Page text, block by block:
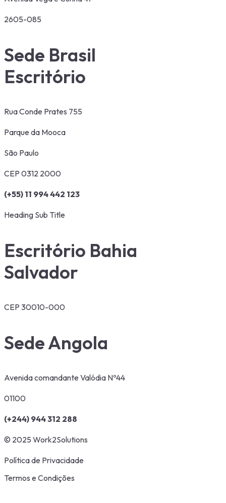
2605-085
Sede Brasil
Escritório
Rua Conde Prates 755
Parque da Mooca
São Paulo
CEP 0312 2000
(+55) 11 994 442 123
Heading Sub Title
Escritório Bahia
Salvador
CEP 30010-000
Sede Angola
Avenida comandante Valódia Nº44
01100
(+244) 944 312 288
© 2025 Work2Solutions
Política de Privacidade
Termos e Condições